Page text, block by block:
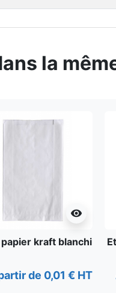
la
visibility
kraft blanchi
de 0,01 € HT